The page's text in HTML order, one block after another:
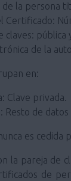
de la persona
Certificado:
claves: pública
de la
en:
Clave privada.
Resto de
es
la pareja de
de